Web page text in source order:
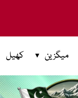
میگزین کھیل